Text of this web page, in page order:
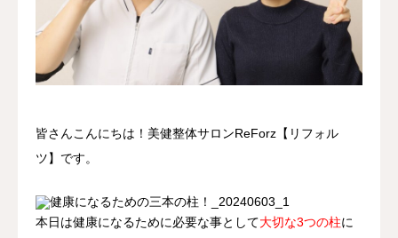
皆さんこんにちは！美健整体サロンReForz【リフォル
ツ】です。
本日は健康になるために必要な事として大切な3つの柱に
姿勢美人コラム
美容整体